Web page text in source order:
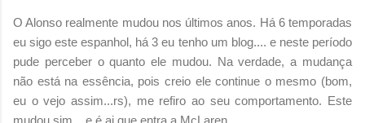
O Alonso realmente mudou nos últimos anos. Há 6 temporadas
eu sigo este espanhol, há 3 eu tenho um blog.... e neste período
pude perceber o quanto ele mudou. Na verdade, a mudança
não está na essência, pois creio ele continue o mesmo (bom,
eu o vejo assim...rs), me refiro ao seu comportamento. Este
mudou sim... e é ai que entra a McLaren.